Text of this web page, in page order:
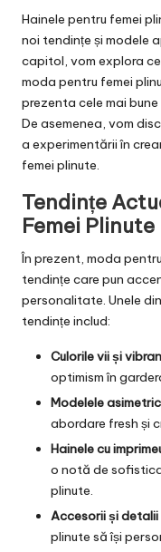
Hainele pentru femei
noi tendințe și modele
capitol, vom explora
moda pentru femei
prezenta cele mai
De asemenea, vom
a experimentării în
femei plinute.
Tendințe
Femei Plinute
În prezent, moda
tendințe care pun
personalitate. Unele
tendințe includ:
Culorile vii și
optimism în
Modelele
abordare fresh și
Hainele cu
o notă de
plinute.
Accesorii și
plinute să își